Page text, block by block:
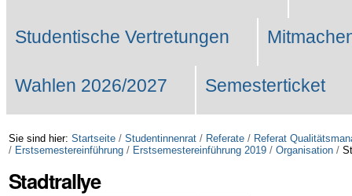
Studentische Vertretungen
Wahlen 2026/2027 Semesterticket
Sie sind hier: Startseite / Studentinnenrat / Referate / Referat
/ Erstsemestereinführung / Erstsemestereinführung 2019 / Organisation /
Stadtrallye